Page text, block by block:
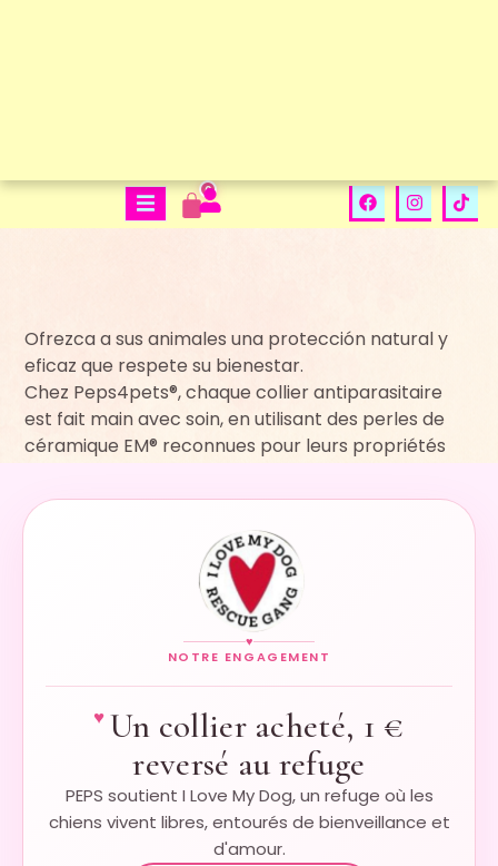
0
Ofrezca a sus animales una protección natural y
eficaz que respete su bienestar.
Chez Peps4pets®, chaque collier antiparasitaire
est fait main avec soin, en utilisant des perles de
céramique EM® reconnues pour leurs propriétés
♥
NOTRE ENGAGEMENT
♥ Un collier acheté, 1 €
reversé au refuge
PEPS soutient I Love My Dog, un refuge où les
chiens vivent libres, entourés de bienveillance et
d'amour.